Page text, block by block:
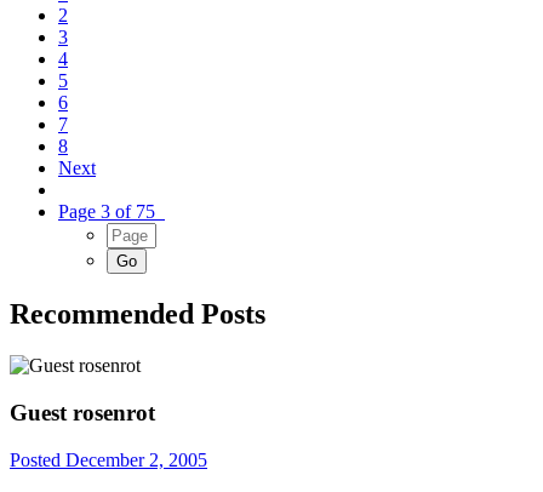
2
3
4
5
6
7
8
Next
Page 3 of 75
Recommended Posts
Guest rosenrot
Posted December 2, 2005